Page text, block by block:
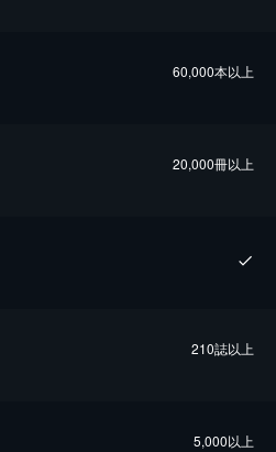
60,000本以上
20,000冊以上
210誌以上
5,000以上